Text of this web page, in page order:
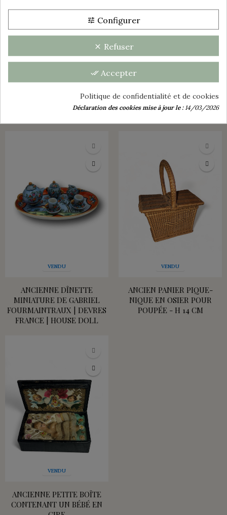
VENDU
ANCIENNE DÎNETTE DE
POUPÉE | EN PORCELAINE |
GERMANY
VENDU
ANCIENNE DÎNETTE | MINIS
POTS À CONFITURE DE
DÎNETTE | COLLECTION |
VENDU
ANCIENNE DÎNETTE
MINIATURE DE GABRIEL
FOURMAINTRAUX | DEVRES
FRANCE | HOUSE DOLL
VENDU
ANCIEN PANIER PIQUE-
NIQUE EN OSIER POUR
POUPÉE - H 14 CM
VENDU
ANCIENNE PETITE BOÎTE
CONTENANT UN BÉBÉ EN
tune Configurer
clear Refuser
done_all Accepter
Politique de confidentialité et de cookies
Déclaration des cookies mise à jour le :14/03/2026